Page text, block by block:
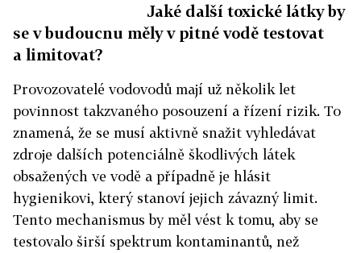
Jaké další toxické látky by
se v budoucnu měly v pitné vodě testovat
a limitovat?
Provozovatelé vodovodů mají už několik let
povinnost takzvaného posouzení a řízení rizik. To
znamená, že se musí aktivně snažit vyhledávat
zdroje dalších potenciálně škodlivých látek
obsažených ve vodě a případně je hlásit
hygienikovi, který stanoví jejich závazný limit.
Tento mechanismus by měl vést k tomu, aby se
testovalo širší spektrum kontaminantů, než